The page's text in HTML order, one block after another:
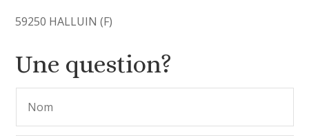
59250 HALLUIN (F)
Une question?